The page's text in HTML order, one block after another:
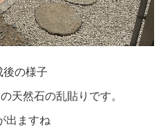
の様子
天然石の乱貼りです。
出ますね